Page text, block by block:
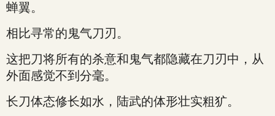
蝉翼。
相比寻常的鬼气刀刃。
这把刀将所有的杀意和鬼气都隐藏在刀刃中，从
外面感觉不到分毫。
长刀体态修长如水，陆武的体形壮实粗犷。